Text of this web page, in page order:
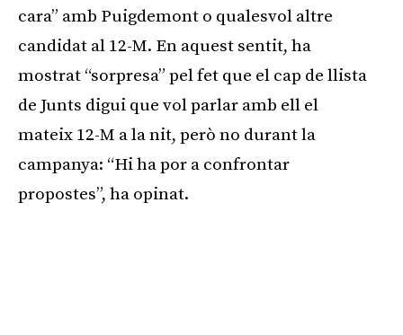
cara” amb Puigdemont o qualesvol altre
candidat al 12-M. En aquest sentit, ha
mostrat “sorpresa” pel fet que el cap de llista
de Junts digui que vol parlar amb ell el
mateix 12-M a la nit, però no durant la
campanya: “Hi ha por a confrontar
propostes”, ha opinat.